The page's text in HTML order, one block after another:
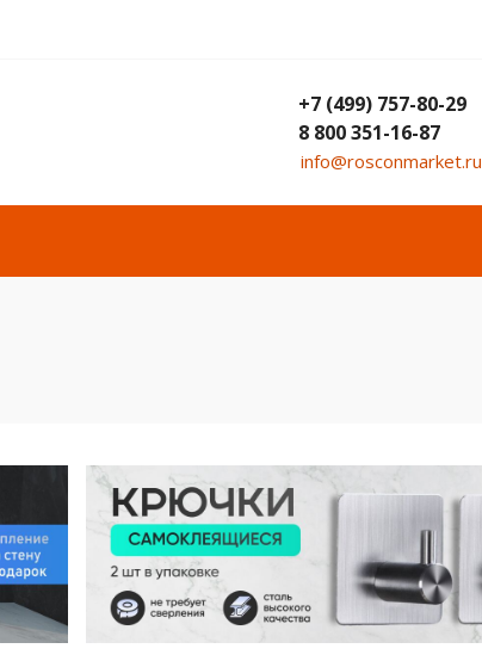
+7 (499) 757-80-29
8 800 351-16-87
info@rosconmarket.ru